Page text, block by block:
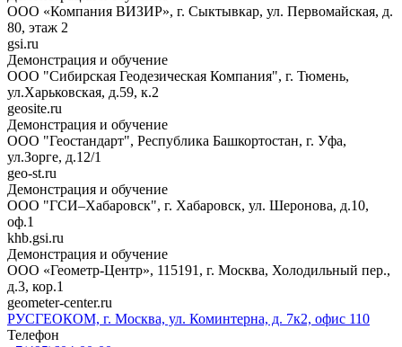
ООО «Компания ВИЗИР», г. Сыктывкар, ул. Первомайская, д.
80, этаж 2
gsi.ru
Демонстрация и обучение
ООО "Сибирская Геодезическая Компания", г. Тюмень,
ул.Харьковская, д.59, к.2
geosite.ru
Демонстрация и обучение
ООО "Геостандарт", Республика Башкортостан, г. Уфа,
ул.Зорге, д.12/1
geo-st.ru
Демонстрация и обучение
ООО "ГСИ–Хабаровск", г. Хабаровск, ул. Шеронова, д.10,
оф.1
khb.gsi.ru
Демонстрация и обучение
ООО «Геометр-Центр», 115191, г. Москва, Холодильный пер.,
д.3, кор.1
geometer-center.ru
РУСГЕОКОМ, г. Москва, ул. Коминтерна, д. 7к2, офис 110
Телефон